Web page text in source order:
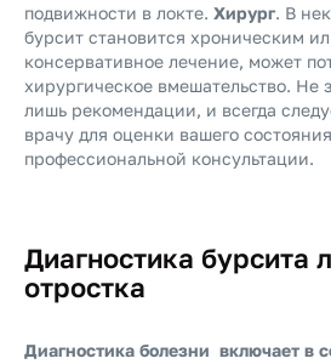
подвижности в локте. Хирург. В
бурсит становится хроническим
консервативное лечение, может
хирургическое вмешательство. Не
лишь рекомендации, и всегда
врачу для оценки вашего
профессиональной консультации.
Диагностика бурсита
отростка
Диагностика болезни включает в